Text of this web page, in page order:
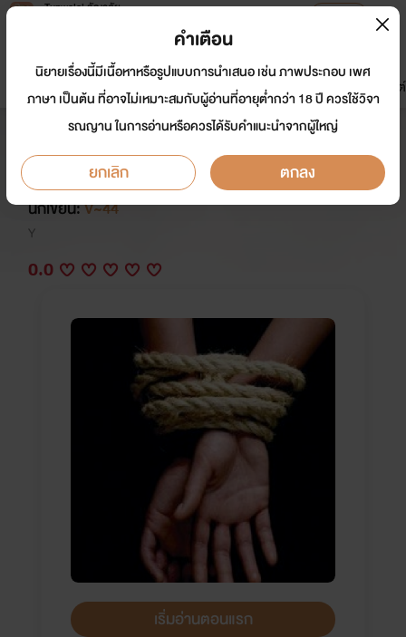
Tunwalai ธัญวลัย
หน้าแรก นิยาย อีบุ๊ก การ์ตูน
มาใหม่
ดรีมแชท ธัญลิสต์
Why me #ทำไมต้องเป็นฉัน [SM]
นักเขียน:V~44
Y
0.0
เริ่มอ่านตอนแรก
คำเตือน
นิยายเรื่องนี้มีเนื้อหาหรือรูปแบบการนำเสนอ เช่น ภาพประกอบ เพศ
ภาษา เป็นต้น ที่อาจไม่เหมาะสมกับผู้อ่านที่อายุต่ำกว่า 18 ปี ควรใช้วิจา
รณญาน ในการอ่านหรือควรได้รับคำแนะนำจากผู้ใหญ่
ยกเลิก ตกลง